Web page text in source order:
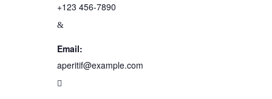
+123 456-7890
Email:
aperitif@example.com